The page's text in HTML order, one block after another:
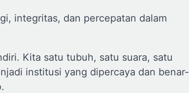
integritas, dan percepatan dalam
Kita satu tubuh, satu suara, satu
institusi yang dipercaya dan benar-